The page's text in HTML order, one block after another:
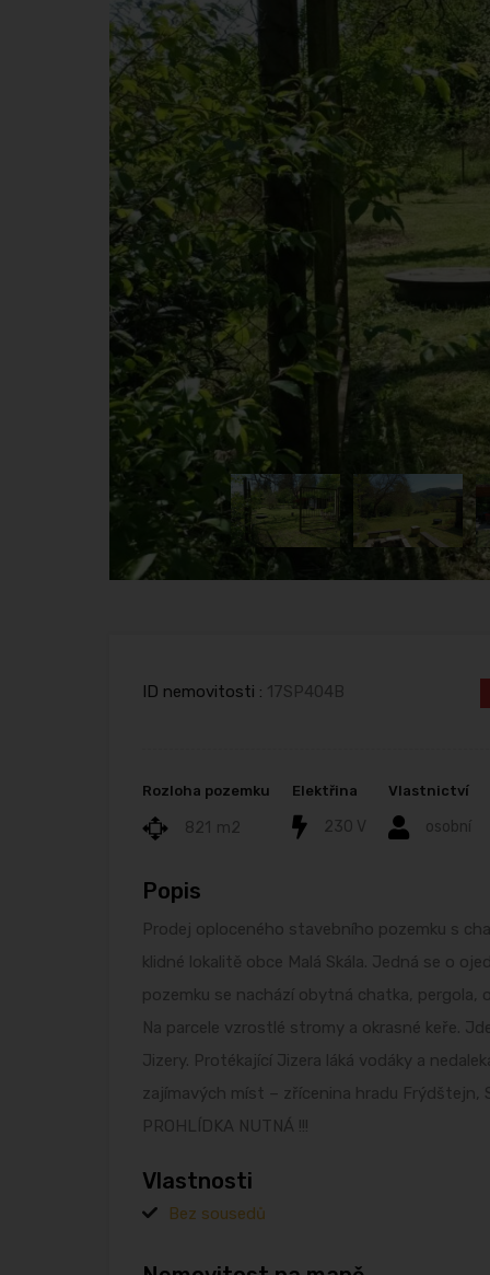
ID nemovitosti : 17SP404B
Rozloha pozemku
821 m2
Elektřina
230 V
Vlastnictví
osobní
Popis
Prodej oploceného stavebního pozemku s
klidné lokalitě obce Malá Skála. Jedná se o
pozemku se nachází obytná chatka, pergola,
Na parcele vzrostlé stromy a okrasné keře.
Jizery. Protékající Jizera láká vodáky a
zajímavých míst – zřícenina hradu Frýdštejn,
PROHLÍDKA NUTNÁ !!!
Vlastnosti
Bez sousedů